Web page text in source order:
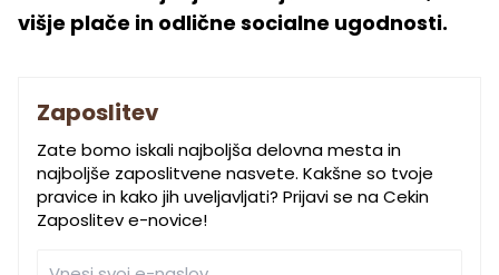
višje plače in odlične socialne ugodnosti.
Zaposlitev
Zate bomo iskali najboljša delovna mesta in
najboljše zaposlitvene nasvete. Kakšne so tvoje
pravice in kako jih uveljavljati? Prijavi se na Cekin
Zaposlitev e-novice!